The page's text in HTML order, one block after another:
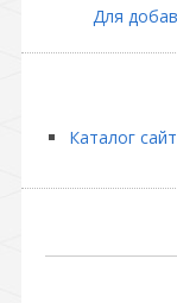
Для
Каталог